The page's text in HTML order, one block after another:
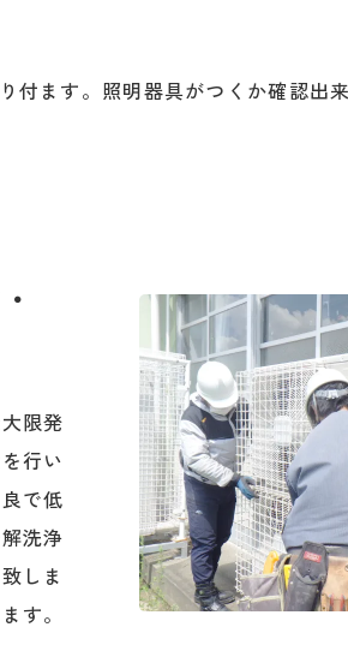
付ます。照明器具がつくか確認出
限発
行い
で低
洗浄
しま
す。